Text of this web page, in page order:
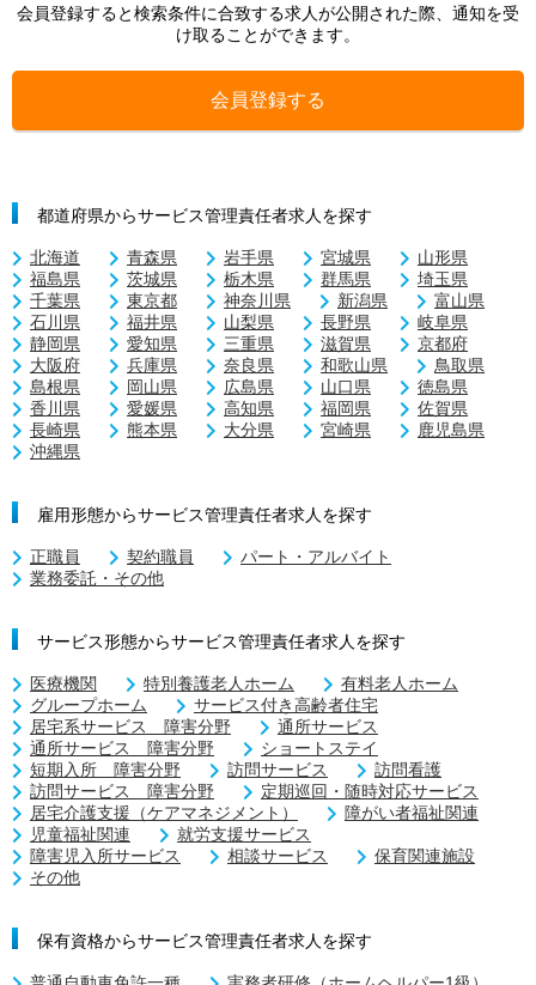
会員登録すると検索条件に合致する求人が公開された際、通知を受
け取ることができます。
会員登録する
都道府県からサービス管理責任者求人を探す
北海道 青森県 岩手県 宮城県
山形県
福島県
茨城県 栃木県 群馬県
埼玉県
千葉県
東京都 神奈川県 新潟県
富山県
石川県
福井県 山梨県 長野県
岐阜県
静岡県
愛知県 三重県 滋賀県
京都府
大阪府
兵庫県 奈良県 和歌山県
鳥取県
島根県
岡山県 広島県 山口県
徳島県
香川県
愛媛県 高知県 福岡県
佐賀県
長崎県
熊本県 大分県 宮崎県
鹿児島県
沖縄県
雇用形態からサービス管理責任者求人を探す
正職員 契約職員
パート・アルバイト
業務委託・その他
サービス形態からサービス管理責任者求人を探す
医療機関 特別養護老人ホーム
有料老人ホーム
グループホーム
サービス付き高齢者住宅
居宅系サービス 障害分野
通所サービス
通所サービス 障害分野
ショートステイ
短期入所 障害分野
訪問サービス
訪問看護
訪問サービス 障害分野
定期巡回・随時対応サービス
居宅介護支援（ケアマネジメント）
障がい者福祉関連
児童福祉関連
就労支援サービス
障害児入所サービス
相談サービス
保育関連施設
その他
保有資格からサービス管理責任者求人を探す